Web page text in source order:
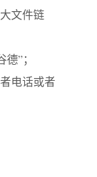
文件链
”；
电话或者